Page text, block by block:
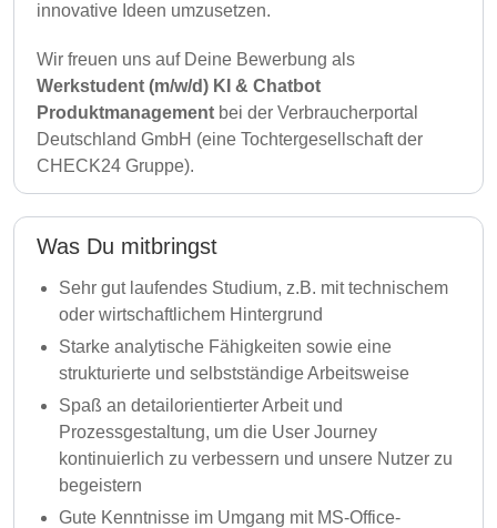
innovative Ideen umzusetzen.
Wir freuen uns auf Deine Bewerbung als
Werkstudent (m/w/d) KI & Chatbot
Produktmanagement bei der Verbraucherportal
Deutschland GmbH (eine Tochtergesellschaft der
CHECK24 Gruppe).
Was Du mitbringst
Sehr gut laufendes Studium, z.B. mit technischem
oder wirtschaftlichem Hintergrund
Starke analytische Fähigkeiten sowie eine
strukturierte und selbstständige Arbeitsweise
Spaß an detailorientierter Arbeit und
Prozessgestaltung, um die User Journey
kontinuierlich zu verbessern und unsere Nutzer zu
begeistern
Gute Kenntnisse im Umgang mit MS-Office-